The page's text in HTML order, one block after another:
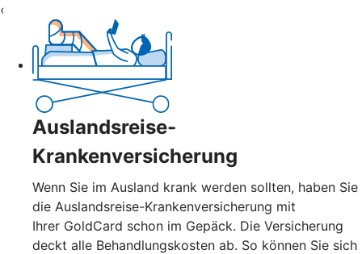
‹
Auslandsreise-
Krankenversicherung
Wenn Sie im Ausland krank werden sollten, haben Sie
die Auslandsreise-Krankenversicherung mit
Ihrer GoldCard schon im Gepäck. Die Versicherung
deckt alle Behandlungskosten ab. So können Sie sich